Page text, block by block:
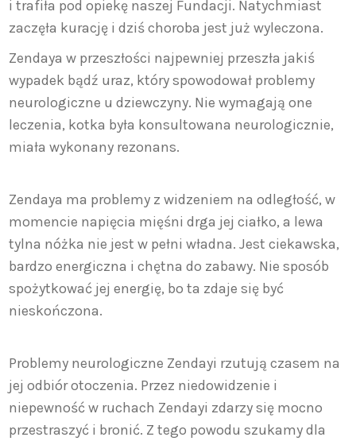
i trafiła pod opiekę naszej Fundacji. Natychmiast
zaczęła kurację i dziś choroba jest już wyleczona.
Zendaya w przeszłości najpewniej przeszła jakiś
wypadek bądź uraz, który spowodował problemy
neurologiczne u dziewczyny. Nie wymagają one
leczenia, kotka była konsultowana neurologicznie,
miała wykonany rezonans.
Zendaya ma problemy z widzeniem na odległość, w
momencie napięcia mięśni drga jej ciałko, a lewa
tylna nóżka nie jest w pełni władna. Jest ciekawska,
bardzo energiczna i chętna do zabawy. Nie sposób
spożytkować jej energię, bo ta zdaje się być
nieskończona.
Problemy neurologiczne Zendayi rzutują czasem na
jej odbiór otoczenia. Przez niedowidzenie i
niepewność w ruchach Zendayi zdarzy się mocno
przestraszyć i bronić. Z tego powodu szukamy dla